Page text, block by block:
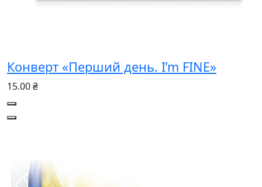
Конверт «Перший день. I’m FINE»
15.00 ₴